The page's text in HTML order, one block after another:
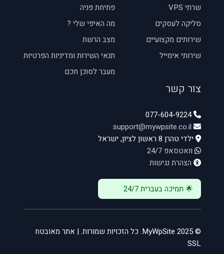
שרתי VPS
סליקה לעסקים
שירותים מקצועיים
שירותי אימייל
פתיחת פניה
מה האיפי שלי ?
מצב הרשת
תנאי השירות ומדיניות הפרטיות
מעבר לסוכן חכם
צור קשר
077-604-9224
support@mywpsite.co.il
ילדי טהרן 8 ראשון לציון, ישראל
וואטסאפ 24/7
הצהרת נגישות
🌟 תמיכה בעברית 24/7
© 2025 MyWpSite. כל הזכויות שמורות. | אתר מאובטח
SSL